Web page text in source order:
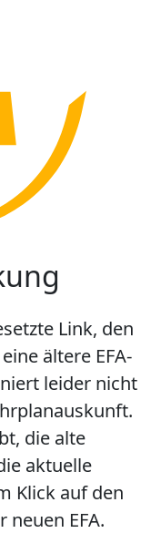
Link, den
ältere EFA-
leider nicht
die alte
aktuelle
Klick auf den
neuen EFA.